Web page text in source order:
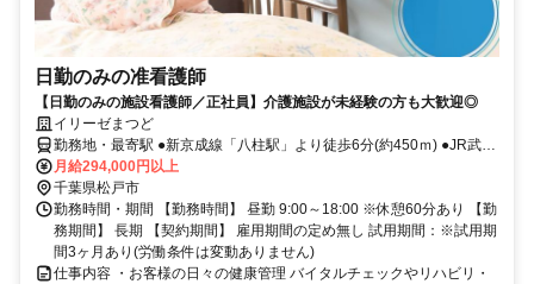
日勤のみの准看護師
【日勤のみの施設看護師／正社員】介護施設が未経験の方も大歓迎◎
イリーゼまつど
勤務地・最寄駅 ●新京成線「八柱駅」より徒歩6分(約450ｍ) ●JR武蔵
野線「新八柱駅」より徒歩6分(約450ｍ) ※車通勤OK
月給294,000円以上
千葉県松戸市
勤務時間・期間 【勤務時間】 昼勤 9:00～18:00 ※休憩60分あり 【勤
務期間】 長期 【契約期間】 雇用期間の定め無し 試用期間：※試用期
間3ヶ月あり(労働条件は変動ありません)
仕事内容 ・お客様の日々の健康管理 バイタルチェックやリハビリ・